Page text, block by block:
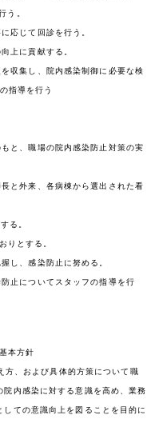
う。
応じて回診を行う。
上に貢献する。
収集し、院内感染制御に必要な検
指導を行う
と、職場の院内感染防止対策の実
と外来、各病棟から選出された看
る。
りとする。
し、感染防止に努める。
止についてスタッフの指導を行
本方針
、および具体的方策について職
内感染に対する意識を高め、業務
ての意識向上を図ることを目的に